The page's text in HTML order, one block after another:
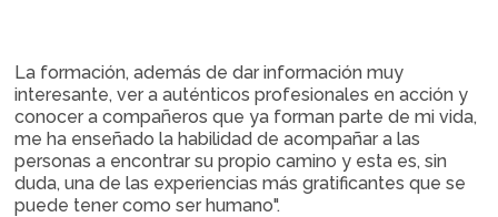
La formación, además de dar información muy
interesante, ver a auténticos profesionales en acción y
conocer a compañeros que ya forman parte de mi vida,
me ha enseñado la habilidad de acompañar a las
personas a encontrar su propio camino y esta es, sin
duda, una de las experiencias más gratificantes que se
puede tener como ser humano".